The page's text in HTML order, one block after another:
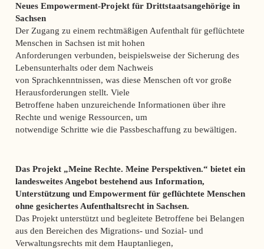
Neues Empowerment-Projekt für Drittstaatsangehörige in
Sachsen
Der Zugang zu einem rechtmäßigen Aufenthalt für geflüchtete
Menschen in Sachsen ist mit hohen
Anforderungen verbunden, beispielsweise der Sicherung des
Lebensunterhalts oder dem Nachweis
von Sprachkenntnissen, was diese Menschen oft vor große
Herausforderungen stellt. Viele
Betroffene haben unzureichende Informationen über ihre
Rechte und wenige Ressourcen, um
notwendige Schritte wie die Passbeschaffung zu bewältigen.
Das Projekt „Meine Rechte. Meine Perspektiven.“ bietet ein
landesweites Angebot bestehend aus Information,
Unterstützung und Empowerment für geflüchtete Menschen
ohne gesichertes Aufenthaltsrecht in Sachsen.
Das Projekt unterstützt und begleitete Betroffene bei Belangen
aus den Bereichen des Migrations- und Sozial- und
Verwaltungsrechts mit dem Hauptanliegen,